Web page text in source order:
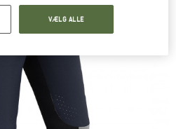
VÆLG ALLE